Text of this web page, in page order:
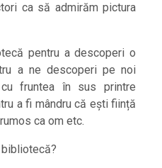
ca să admirăm pictura
pentru a descoperi o
a ne descoperi pe noi
fruntea în sus printre
a fi mândru că ești ființă
ca om etc.
bibliotecă?